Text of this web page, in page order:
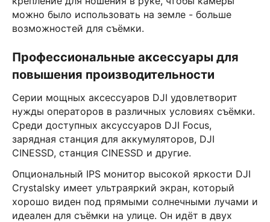
можно было использовать на земле - больше
возможностей для съёмки.
Профессиональные аксессуары для
повышения производительности
Серии мощных аксессуаров DJI удовлетворит
нужды операторов в различных условиях съёмки.
Среди доступных аксуссуаров DJI Focus,
зарядная станция для аккумуляторов, DJI
CINESSD, станция CINESSD и другие.
Опциональный IPS монитор высокой яркости DJI
Crystalsky имеет ультраяркий экран, который
хорошо виден под прямыми солнечными лучами и
идеален для съёмки на улице. Он идёт в двух